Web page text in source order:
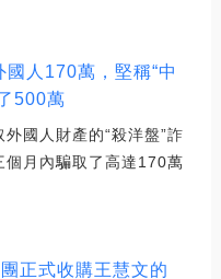
國人170萬，堅稱“中
500萬
國人財產的“殺洋盤”詐
月內騙取了高達170萬
正式收購王慧文的